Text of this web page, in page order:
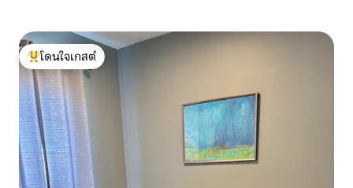
โดนใจเกสต์ที่สุด
โดนใจเกสต์